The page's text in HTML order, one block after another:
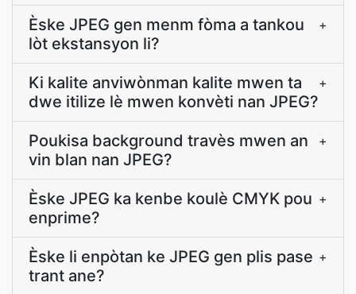
Èske JPEG gen menm fòma a tankou
lòt ekstansyon li?
+
Ki kalite anviwònman kalite mwen ta
dwe itilize lè mwen konvèti nan JPEG?
+
Poukisa background travès mwen an
vin blan nan JPEG?
+
Èske JPEG ka kenbe koulè CMYK pou
enprime?
+
Èske li enpòtan ke JPEG gen plis pase
trant ane?
+